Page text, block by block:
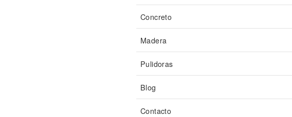
Concreto
Madera
Pulidoras
Blog
Contacto